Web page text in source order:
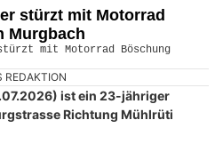
stürzt mit Motorrad
Murgbach
REDAKTION
ist ein 23-jähriger
Richtung Mühlrüti